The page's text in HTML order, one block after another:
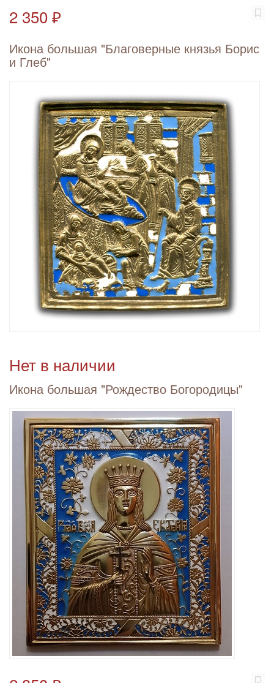
2 350 ₽
Икона большая "Благоверные князья Борис
и Глеб"
Нет в наличии
Икона большая "Рождество Богородицы"